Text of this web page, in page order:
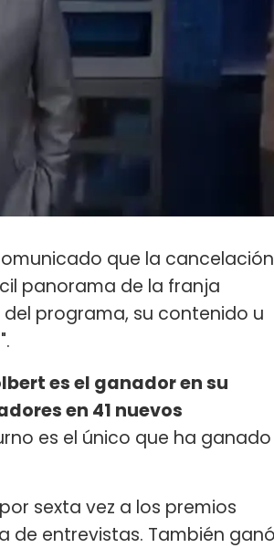
que la cancelación
panorama de la franja
programa, su contenido u
es el ganador en su
en 41 nuevos
es el único que ha ganado
sexta vez a los premios
de entrevistas. También